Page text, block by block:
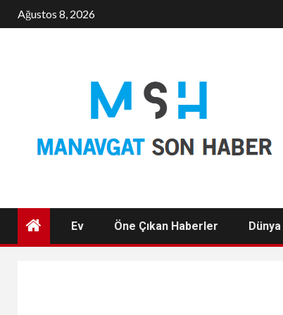
Ağustos 8, 2026
Ev Öne Çıkan Haberler Dünya